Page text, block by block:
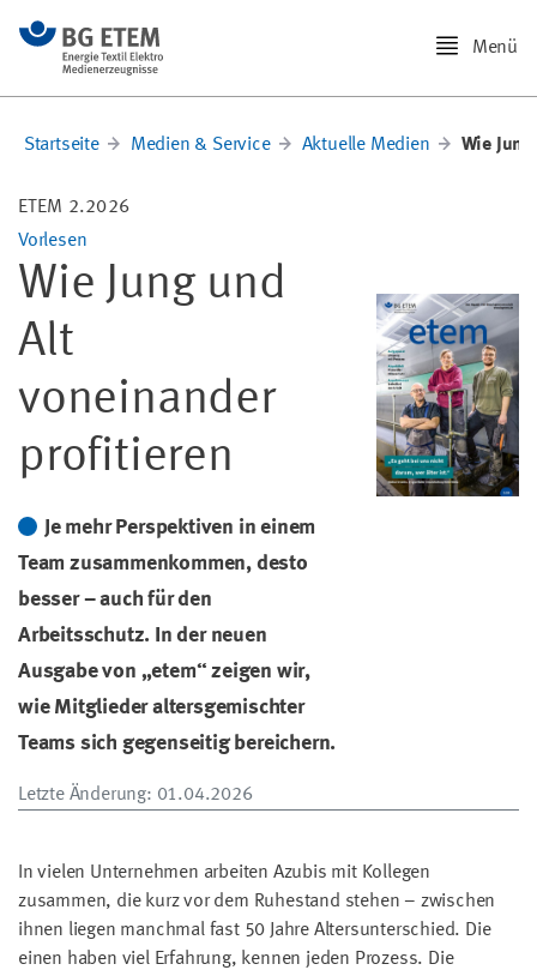
Menü
Startseite Medien & Service Aktuelle Medien Wie
ETEM 2.2026
Vorlesen
Wie Jung und
Alt
voneinander
profitieren
Je mehr Perspektiven in einem
Team zusammenkommen, desto
besser – auch für den
Arbeitsschutz. In der neuen
Ausgabe von „etem“ zeigen wir,
wie Mitglieder altersgemischter
Teams sich gegenseitig bereichern.
Letzte Änderung: 01.04.2026
In vielen Unternehmen arbeiten Azubis mit Kollegen
zusammen, die kurz vor dem Ruhestand stehen – zwischen
ihnen liegen manchmal fast 50 Jahre Altersunterschied. Die
einen haben viel Erfahrung, kennen jeden Prozess. Die